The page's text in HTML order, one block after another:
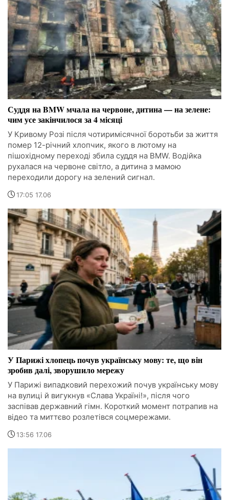
Суддя на BMW мчала на червоне, дитина — на зелене:
чим усе закінчилося за 4 місяці
У Кривому Розі після чотиримісячної боротьби за життя
помер 12-річний хлопчик, якого в лютому на
пішохідному переході збила суддя на BMW. Водійка
рухалася на червоне світло, а дитина з мамою
переходили дорогу на зелений сигнал.
17:05 17.06
У Парижі хлопець почув українську мову: те, що він
зробив далі, зворушило мережу
У Парижі випадковий перехожий почув українську мову
на вулиці й вигукнув «Слава Україні!», після чого
заспівав державний гімн. Короткий момент потрапив на
відео та миттєво розлетівся соцмережами.
13:56 17.06